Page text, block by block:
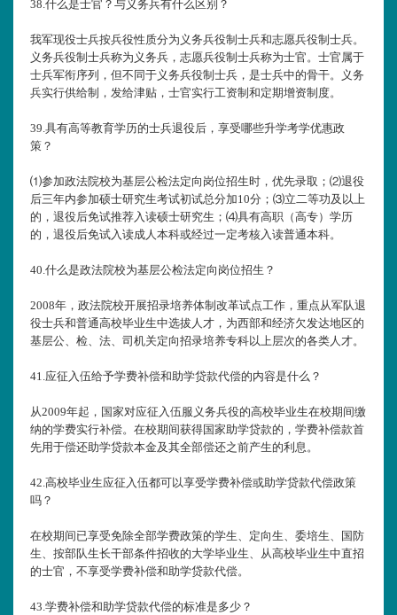
38.什么是士官？与义务兵有什么区别？
我军现役士兵按兵役性质分为义务兵役制士兵和志愿兵役制士兵。
义务兵役制士兵称为义务兵，志愿兵役制士兵称为士官。士官属于
士兵军衔序列，但不同于义务兵役制士兵，是士兵中的骨干。义务
兵实行供给制，发给津贴，士官实行工资制和定期增资制度。
39.具有高等教育学历的士兵退役后，享受哪些升学考学优惠政
策？
⑴参加政法院校为基层公检法定向岗位招生时，优先录取；⑵退役
后三年内参加硕士研究生考试初试总分加10分；⑶立二等功及以上
的，退役后免试推荐入读硕士研究生；⑷具有高职（高专）学历
的，退役后免试入读成人本科或经过一定考核入读普通本科。
40.什么是政法院校为基层公检法定向岗位招生？
2008年，政法院校开展招录培养体制改革试点工作，重点从军队退
役士兵和普通高校毕业生中选拔人才，为西部和经济欠发达地区的
基层公、检、法、司机关定向招录培养专科以上层次的各类人才。
41.应征入伍给予学费补偿和助学贷款代偿的内容是什么？
从2009年起，国家对应征入伍服义务兵役的高校毕业生在校期间缴
纳的学费实行补偿。在校期间获得国家助学贷款的，学费补偿款首
先用于偿还助学贷款本金及其全部偿还之前产生的利息。
42.高校毕业生应征入伍都可以享受学费补偿或助学贷款代偿政策
吗？
在校期间已享受免除全部学费政策的学生、定向生、委培生、国防
生、按部队生长干部条件招收的大学毕业生、从高校毕业生中直招
的士官，不享受学费补偿和助学贷款代偿。
43.学费补偿和助学贷款代偿的标准是多少？